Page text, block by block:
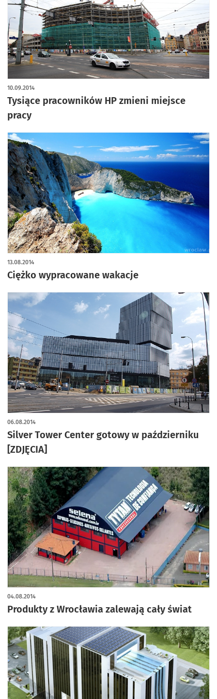
Tysiące pracowników HP zmieni miejsce
pracy
10.09.2014
Ciężko wypracowane wakacje
13.08.2014
Silver Tower Center gotowy w październiku
[ZDJĘCIA]
06.08.2014
Produkty z Wrocławia zalewają cały świat
04.08.2014